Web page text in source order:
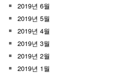
2019년 6월
2019년 5월
2019년 4월
2019년 3월
2019년 2월
2019년 1월